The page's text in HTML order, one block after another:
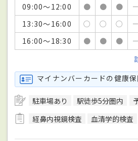
09:00～12:00
● ● ● －
13:30～16:00
○ ○ ○ －
16:00～18:30
● ● ● －
マイナンバーカードの健康
駐車場あり 駅徒歩5分圏内
経鼻内視鏡検査
血清学的検査